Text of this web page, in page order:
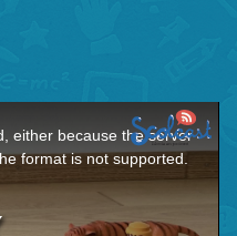
either because the server
format is not supported.